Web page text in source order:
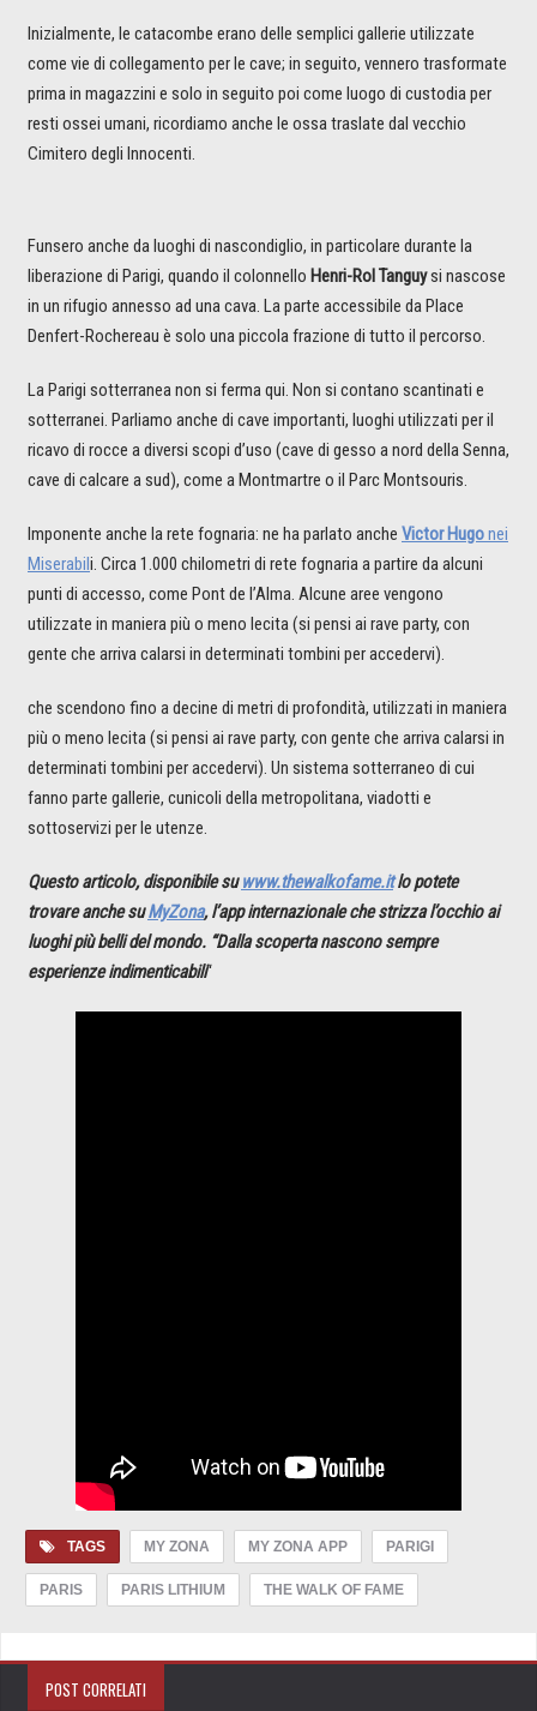
Inizialmente, le catacombe erano delle semplici gallerie utilizzate
come vie di collegamento per le cave; in seguito, vennero trasformate
prima in magazzini e solo in seguito poi come luogo di custodia per
resti ossei umani, ricordiamo anche le ossa traslate dal vecchio
Cimitero degli Innocenti.
Funsero anche da luoghi di nascondiglio, in particolare durante la
liberazione di Parigi, quando il colonnello Henri-Rol Tanguysi nascose
in un rifugio annesso ad una cava. La parte accessibile da Place
Denfert-Rochereau è solo una piccola frazione di tutto il percorso.
La Parigi sotterranea non si ferma qui. Non si contano scantinati e
sotterranei. Parliamo anche di cave importanti, luoghi utilizzati per il
ricavo di rocce a diversi scopi d’uso (cave di gesso a nord della Senna,
cave di calcare a sud), come a Montmartre o il Parc Montsouris.
Imponente anche la rete fognaria: ne ha parlato anche Victor Hugonei
Miserabil i. Circa 1.000 chilometri di rete fognaria a partire da alcuni
punti di accesso, come Pont de l’Alma. Alcune aree vengono
utilizzate in maniera più o meno lecita (si pensi ai rave party, con
gente che arriva calarsi in determinati tombini per accedervi).
che scendono fino a decine di metri di profondità, utilizzati in maniera
più o meno lecita (si pensi ai rave party, con gente che arriva calarsi in
determinati tombini per accedervi). Un sistema sotterraneo di cui
fanno parte gallerie, cunicoli della metropolitana, viadotti e
sottoservizi per le utenze.
Questo articolo, disponibile suwww.thewalkofame.itlo potete
trovare anche suMyZona, l’app internazionale che strizza l’occhio ai
luoghi più belli del mondo. “Dalla scoperta nascono sempre
esperienze indimenticabili“
TAGS MY ZONA MY ZONA APP PARIGI
PARIS PARIS LITHIUM THE WALK OF FAME
POST CORRELATI